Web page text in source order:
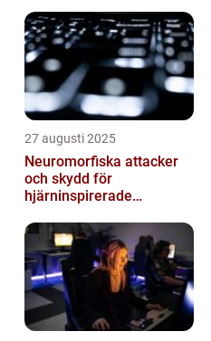
27 augusti 2025
Neuromorfiska attacker
och skydd för
hjärninspirerade